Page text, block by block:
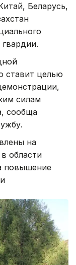
Беларусь,
гвардии.
ставит целью
силам
сообща
на
области
повышение